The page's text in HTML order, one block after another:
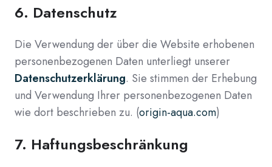
6. Datenschutz
Die Verwendung der über die Website erhobenen
personenbezogenen Daten unterliegt unserer
Datenschutzerklärung. Sie stimmen der Erhebung
und Verwendung Ihrer personenbezogenen Daten
wie dort beschrieben zu. (origin-aqua.com)
7. Haftungsbeschränkung